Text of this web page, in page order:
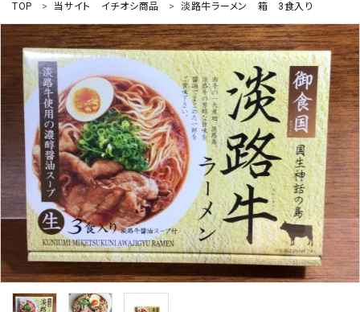
search
商品一覧
淡路産玉ねぎ
鳴門金時
淡路産牛商品
海の幸
お菓子類
TOP 当サイト イチオシ商品 淡路牛ラーメン 箱 3食入り